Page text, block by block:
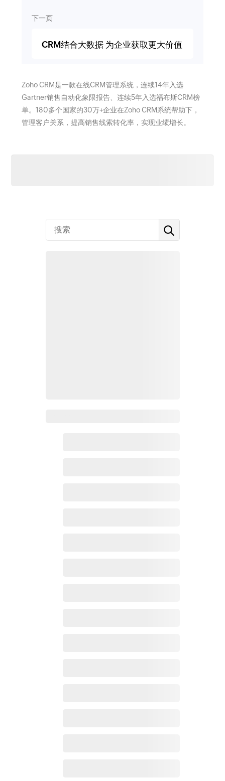
下一页
CRM结合大数据 为企业获取更大价值
Zoho CRM是一款在线CRM管理系统，连续14年入选
Gartner销售自动化象限报告、连续5年入选福布斯CRM榜
单。180多个国家的30万+企业在Zoho CRM系统帮助下，
管理客户关系，提高销售线索转化率，实现业绩增长。